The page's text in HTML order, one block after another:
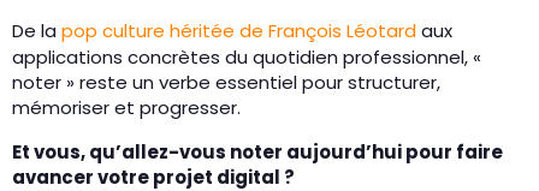
De la pop culture héritée de François Léotardaux
applications concrètes du quotidien professionnel, «
noter » reste un verbe essentiel pour structurer,
mémoriser et progresser.
Et vous, qu’allez-vous noter aujourd’hui pour faire
avancer votre projet digital ?